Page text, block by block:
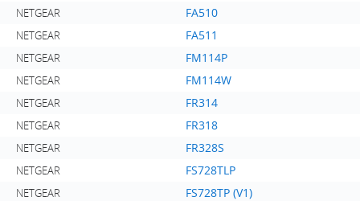
NETGEAR FA510
NETGEAR FA511
NETGEAR FM114P
NETGEAR FM114W
NETGEAR FR314
NETGEAR FR318
NETGEAR FR328S
NETGEAR FS728TLP
NETGEAR FS728TP (V1)